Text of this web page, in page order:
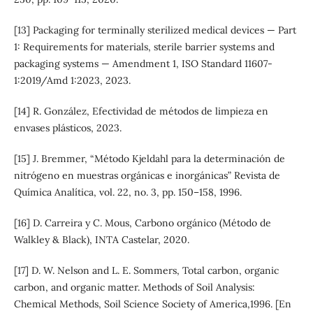
[13] Packaging for terminally sterilized medical devices — Part
1: Requirements for materials, sterile barrier systems and
packaging systems — Amendment 1, ISO Standard 11607-
1:2019/Amd 1:2023, 2023.
[14] R. González, Efectividad de métodos de limpieza en
envases plásticos, 2023.
[15] J. Bremmer, “Método Kjeldahl para la determinación de
nitrógeno en muestras orgánicas e inorgánicas” Revista de
Química Analítica, vol. 22, no. 3, pp. 150–158, 1996.
[16] D. Carreira y C. Mous, Carbono orgánico (Método de
Walkley & Black), INTA Castelar, 2020.
[17] D. W. Nelson and L. E. Sommers, Total carbon, organic
carbon, and organic matter. Methods of Soil Analysis:
Chemical Methods, Soil Science Society of America,1996. [En